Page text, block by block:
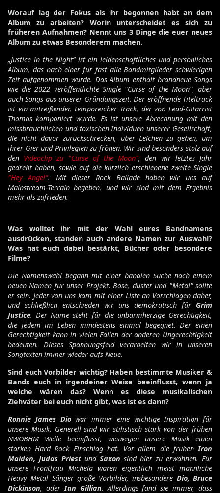
Worauf lag der Fokus als ihr begonnen habt an dem
Album zu arbeiten? Worin unterscheidet es sich zu
früheren Aufnahmen? Nennt uns 3 Dinge die euer neues
Album zu etwas Besonderem machen.
„Justice in the Night“ ist ein leidenschaftliches und persönliches
Album, das nach einer für fast alle Bandmitglieder schwierigen
Zeit aufgenommen wurde. Das Album enthält brandneue Songs
wie die 2022 veröffentlichte Single "Curse of the Moon", aber
auch Songs aus unserer Gründungszeit. Der eröffnende Titeltrack
ist ein mitreißender, temporeicher Track, der von Lead-Gitarrist
Thomas komponiert wurde. Es ist unsere Abrechnung mit den
missbräuchlichen und toxischen Individuen unserer Gesellschaft,
die nicht davor zurückschrecken, über Leichen zu gehen, um
ihrer Gier und Privilegien zu frönen. Wir sind besonders stolz auf
den Videoclip zu "Curse of the Moon", den wir letztes Jahr
gedreht haben, sowie auf die kürzlich erschienene zweite Single
"Hey Angel". Mit dieser Rock Ballade haben wir uns auf
Mainstream-Terrain begeben, und wir sind mit dem Ergebnis
mehr als zufrieden.
Was wolltet ihr mit der Wahl eures Bandnamens
ausdrücken, standen auch andere Namen zur Auswahl?
Was hat euch dabei bestärkt, Bücher oder besondere
Filme?
Die Namenswahl begann mit einer banalen Suche nach einem
neuen Namen für unser Projekt. Böse, düster und "Metal" sollte
er sein. Jeder von uns kam mit einer Liste an Vorschlägen daher,
und schließlich entschieden wir uns demokratisch für Grim
Justice. Der Name steht für die unbarmherzige Gerechtigkeit,
die jedem im Leben mindestens einmal begegnet. Der einen
Gerechtigkeit kann in vielen Fällen der anderen Ungerechtigkeit
bedeuten. Dieses Spannungsfeld verarbeiten wir in unseren
Songtexten immer wieder aufs Neue.
Sind euch Vorbilder wichtig? Haben bestimmte Musiker &
Bands euch in irgendeiner Weise beeinflusst, wenn ja
welche wären das? Wenn es diese musikalischen
Ziehväter bei euch nicht gibt, was ist es dann?
Ronnie James Diowar immer eine wichtige Inspiration für
unsere Musik. Generell sind wir stilistisch stark von der frühen
NWOBHM Welle beeinflusst, weswegen unsere Musik einen
starken Hard Rock Einschlag hat. Vor allem die frühen Iron
Maiden, Judas Priest und Saxon sind hier zu erwähnen. Für
unsere Frontfrau Michela waren eigentlich meist männliche
Heavy Metal Sänger große Vorbilder, insbesondere Dio, Bruce
Dickinson, oder Ian Gillian. Allerdings fand sie immer, dass